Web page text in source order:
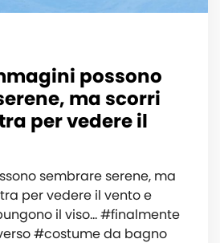
possono
ma scorri
per vedere il
sembrare serene, ma
per vedere il vento e
il viso... #finalmente
#costume da bagno